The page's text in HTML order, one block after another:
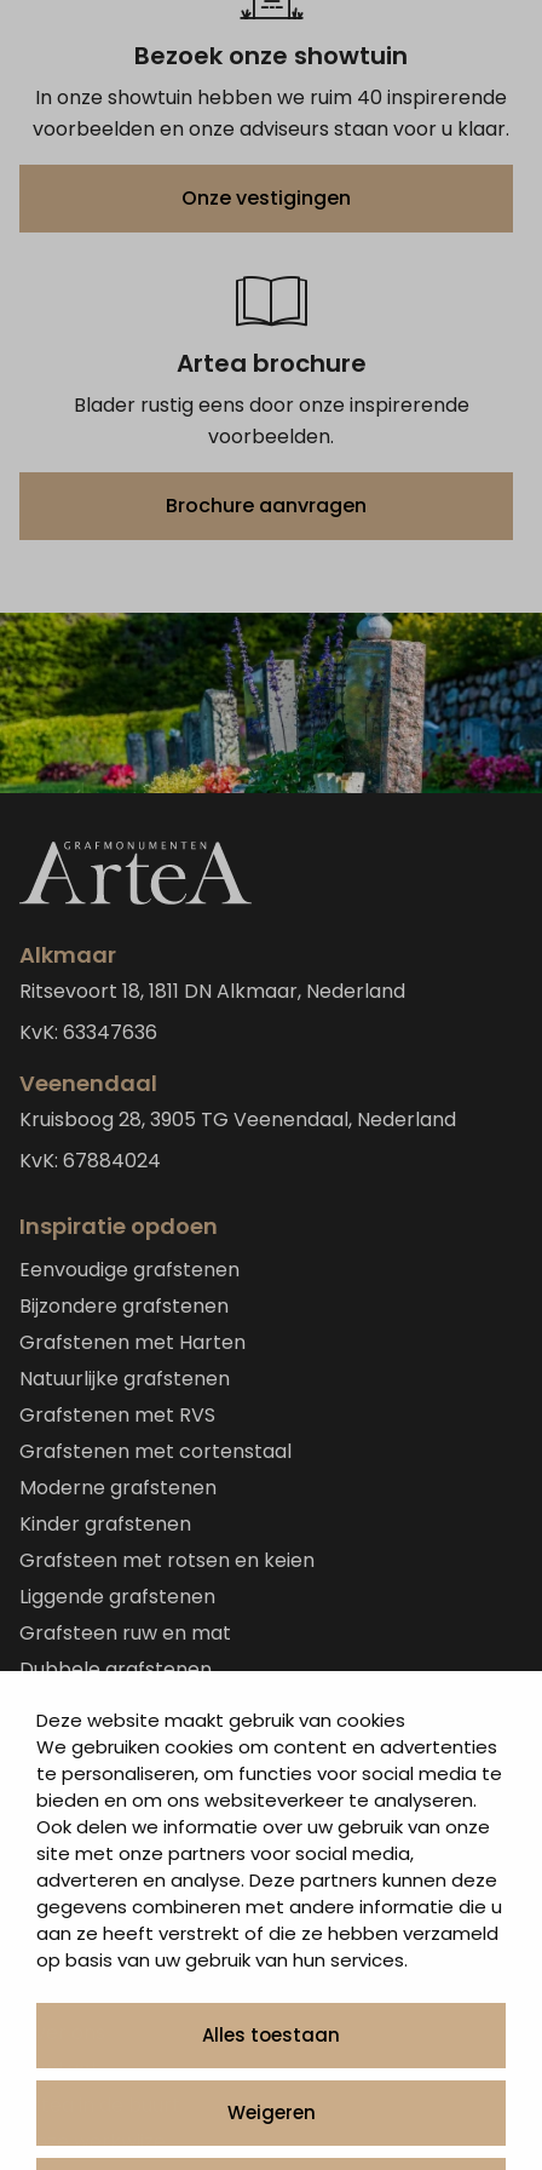
Deze website maakt gebruik van cookies
We gebruiken cookies om content en advertenties
te personaliseren, om functies voor social media te
bieden en om ons websiteverkeer te analyseren.
Ook delen we informatie over uw gebruik van onze
site met onze partners voor social media,
adverteren en analyse. Deze partners kunnen deze
gegevens combineren met andere informatie die u
aan ze heeft verstrekt of die ze hebben verzameld
op basis van uw gebruik van hun services.
Alles toestaan
Weigeren
Bezoek onze showtuin
In onze showtuin hebben we ruim 40 inspirerende
voorbeelden en onze adviseurs staan voor u klaar.
Onze vestigingen
Artea brochure
Blader rustig eens door onze inspirerende
voorbeelden.
Brochure aanvragen
Alkmaar
Ritsevoort 18, 1811 DN Alkmaar, Nederland
KvK: 63347636
Veenendaal
Kruisboog 28, 3905 TG Veenendaal, Nederland
KvK: 67884024
Inspiratie opdoen
Eenvoudige grafstenen
Bijzondere grafstenen
Grafstenen met Harten
Natuurlijke grafstenen
Grafstenen met RVS
Grafstenen met cortenstaal
Moderne grafstenen
Kinder grafstenen
Grafsteen met rotsen en keien
Liggende grafstenen
Grafsteen ruw en mat
Dubbele grafstenen
Letterplaten
Grafzerken kopen
Direct naar
Grafstenen
As artikelen
Urngrafmonumenten
Informatie
Contact
Onze werkwijze